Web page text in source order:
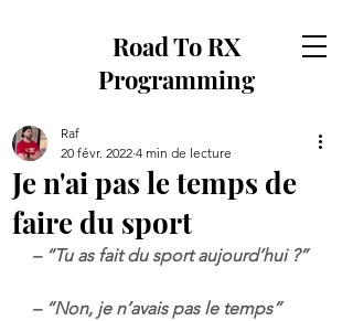
Road To RX
Programming
Je n'ai pas le temps de
faire du sport
Raf
20 févr. 2022 4 min de lecture
– “Tu as fait du sport aujourd’hui ?”
– “Non, je n’avais pas le temps”